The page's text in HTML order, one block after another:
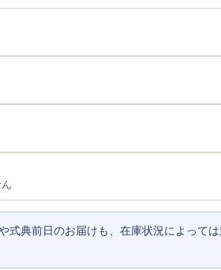
式典前日のお届けも、在庫状況によって